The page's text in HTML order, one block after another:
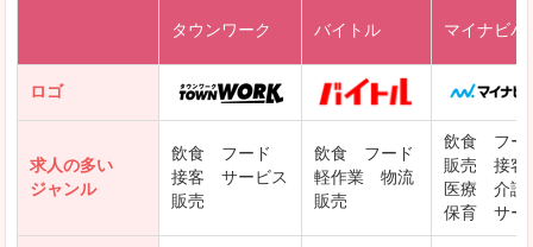
DODAエンジニア IT
クリーデンス
タウンワーク バイトル マイナビバ
ロゴ
求人の多い
ジャンル
飲食 フード
接客 サービス
販売
飲食 フード
軽作業 物流
販売
飲食 フー
販売 接客
医療 介護
保育 サー